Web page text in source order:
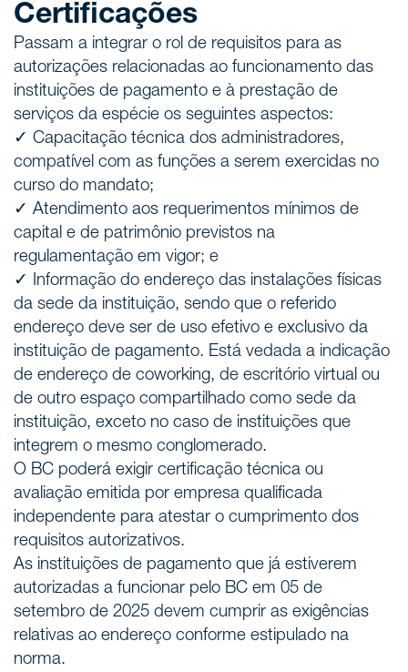
Certificações
Passam a integrar o rol de requisitos para as
autorizações relacionadas ao funcionamento das
instituições de pagamento e à prestação de
serviços da espécie os seguintes aspectos:
✓ Capacitação técnica dos administradores,
compatível com as funções a serem exercidas no
curso do mandato;
✓ Atendimento aos requerimentos mínimos de
capital e de patrimônio previstos na
regulamentação em vigor; e
✓ Informação do endereço das instalações físicas
da sede da instituição, sendo que o referido
endereço deve ser de uso efetivo e exclusivo da
instituição de pagamento. Está vedada a indicação
de endereço de coworking, de escritório virtual ou
de outro espaço compartilhado como sede da
instituição, exceto no caso de instituições que
integrem o mesmo conglomerado.
O BC poderá exigir certificação técnica ou
avaliação emitida por empresa qualificada
independente para atestar o cumprimento dos
requisitos autorizativos.
As instituições de pagamento que já estiverem
autorizadas a funcionar pelo BC em 05 de
setembro de 2025 devem cumprir as exigências
relativas ao endereço conforme estipulado na
norma.